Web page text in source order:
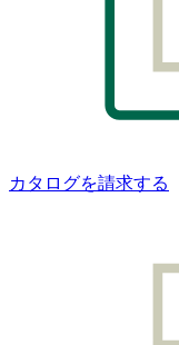
カタログを請求する